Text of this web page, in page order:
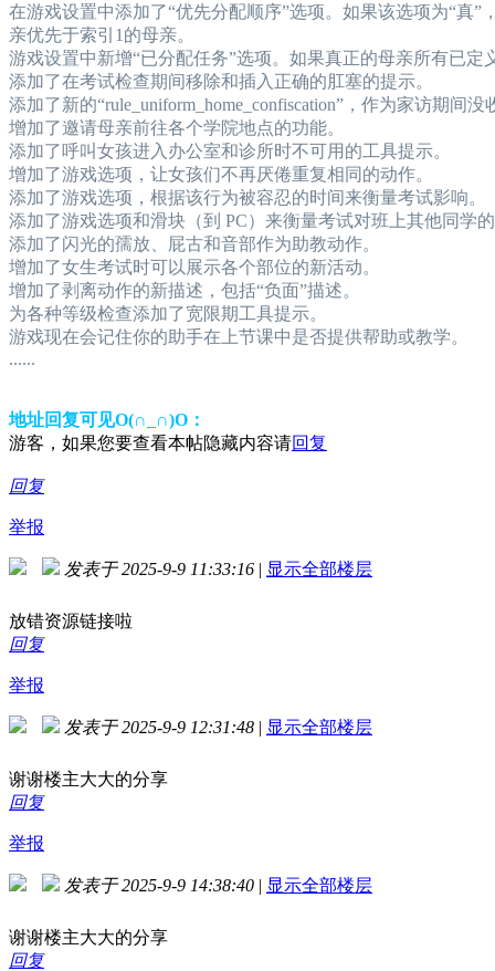
在游戏设置中添加了“优先分配顺序”选项。如果该选项为“真
亲优先于索引1的母亲。
游戏设置中新增“已分配任务”选项。如果真正的母亲所有已
添加了在考试检查期间移除和插入正确的肛塞的提示。
添加了新的“rule_uniform_home_confiscation”，作为家访期间
增加了邀请母亲前往各个学院地点的功能。
添加了呼叫女孩进入办公室和诊所时不可用的工具提示。
增加了游戏选项，让女孩们不再厌倦重复相同的动作。
添加了游戏选项，根据该行为被容忍的时间来衡量考试影响。
添加了游戏选项和滑块（到 PC）来衡量考试对班上其他同学
添加了闪光的孺放、屁古和音部作为助教动作。
增加了女生考试时可以展示各个部位的新活动。
增加了剥离动作的新描述，包括“负面”描述。
为各种等级检查添加了宽限期工具提示。
游戏现在会记住你的助手在上节课中是否提供帮助或教学。
......
地址回复可见O(∩_∩)O：
游客，如果您要查看本帖隐藏内容请回复
回复
举报
发表于 2025-9-9 11:33:16 | 显示全部楼层
放错资源链接啦
回复
举报
发表于 2025-9-9 12:31:48 | 显示全部楼层
谢谢楼主大大的分享
回复
举报
发表于 2025-9-9 14:38:40 | 显示全部楼层
谢谢楼主大大的分享
回复